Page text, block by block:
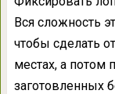
Вся сложность
чтобы сделать
местах, а потом
заготовленных